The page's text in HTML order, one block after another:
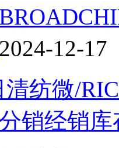
2024-12-17
纺微/
销经销库